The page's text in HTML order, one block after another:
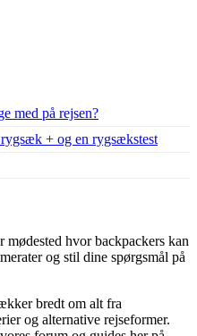
med på rejsen?
+ og en rygsækstest
mødested hvor backpackers kan
og stil dine spørgsmål på
bredt om alt fra
og alternative rejseformer.